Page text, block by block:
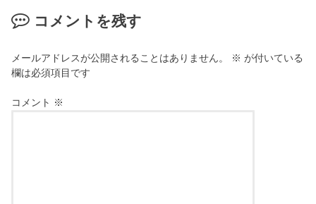
コメントを残す
メールアドレスが公開されることはありません。 ※ が付いている
欄は必須項目です
コメント ※